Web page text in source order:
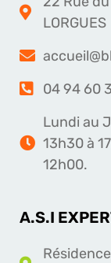
LORGUES
04 94 60
Lundi au
13h30 à
12h00.
A.S.I